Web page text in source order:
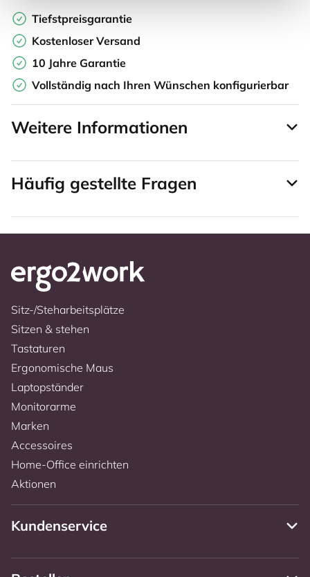
Tiefstpreisgarantie
Kostenloser Versand
10 Jahre Garantie
Vollständig nach Ihren Wünschen konfigurierbar
Weitere Informationen
Häufig gestellte Fragen
Sitz-/Steharbeitsplätze
Sitzen & stehen
Tastaturen
Ergonomische Maus
Laptopständer
Monitorarme
Marken
Accessoires
Home-Office einrichten
Aktionen
Kundenservice